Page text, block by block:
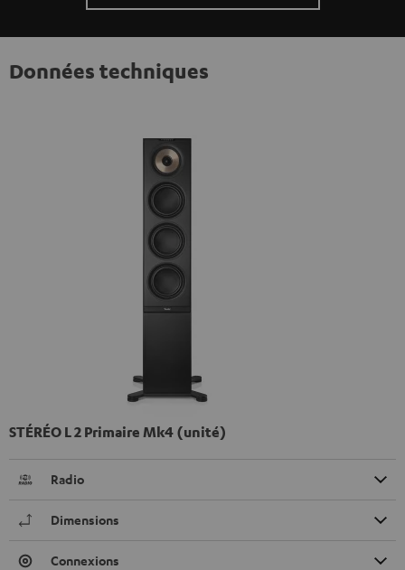
Données techniques
STÉRÉO L 2 Primaire Mk4 (unité)
Radio
Dimensions
Connexions